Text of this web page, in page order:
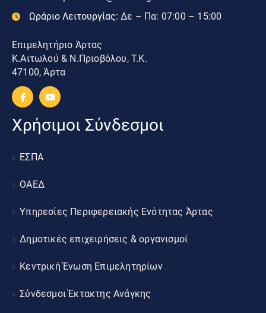
Ωράριο Λειτουργίας: Δε – Πα: 07:00 – 15:00
Επιμελητήριο Άρτας
Κ.Αιτωλού & Ν.Πριοβόλου, Τ.Κ.
47100, Άρτα
Χρήσιμοι Σύνδεσμοι
ΕΣΠΑ
ΟΑΕΔ
Υπηρεσίες Περιφερειακής Ενότητας Άρτας
Δημοτικές επιχειρήσεις & οργανισμοί
Κεντρική Ένωση Επιμελητηρίων
Σύνδεσμοι Έκτακτης Ανάγκης